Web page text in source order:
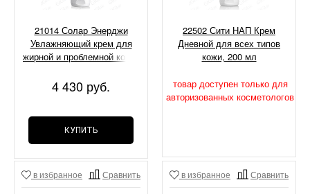
21014 Солар Энерджи
Увлажняющий крем для
жирной и проблемной кожи,
4 430 руб.
КУПИТЬ
22502 Сити НАП Крем
Дневной для всех типов
кожи, 200 мл
товар доступен только для
авторизованных косметологов
в избранное Сравнить в избранное Сравнить